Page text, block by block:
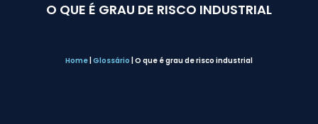
O QUE É GRAU DE RISCO INDUSTRIAL
Home Glossário O que é grau de risco industrial